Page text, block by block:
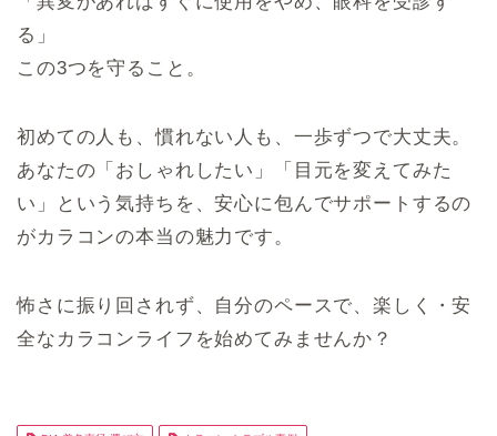
る」
この3つを守ること。
初めての人も、慣れない人も、一歩ずつで大丈夫。
あなたの「おしゃれしたい」「目元を変えてみた
い」という気持ちを、安心に包んでサポートするの
がカラコンの本当の魅力です。
怖さに振り回されず、自分のペースで、楽しく・安
全なカラコンライフを始めてみませんか？